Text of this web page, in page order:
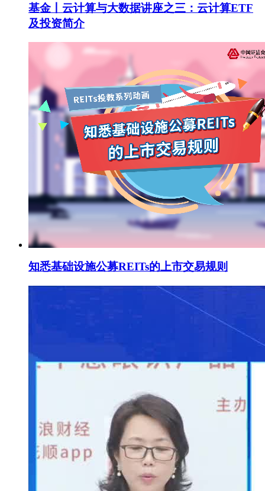
基金丨云计算与大数据讲座之三：云计算ETF
及投资简介
知悉基础设施公募REITs的上市交易规则